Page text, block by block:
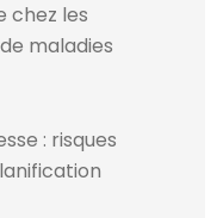
chez les
maladies
: risques